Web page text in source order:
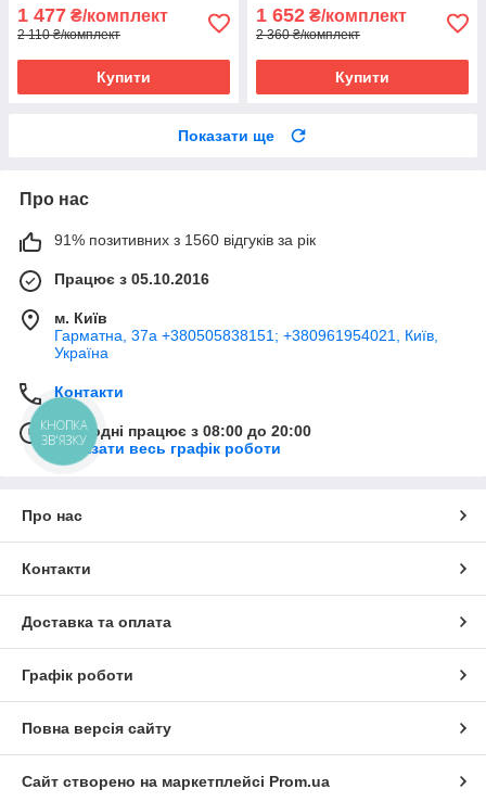
1 477 ₴/комплект
2 110 ₴/комплект
Купити
1 652 ₴/комплект
2 360 ₴/комплект
Купити
Показати ще
Про нас
91% позитивних з 1560 відгуків за рік
Працює з 05.10.2016
м. Київ
Гарматна, 37а +380505838151; +380961954021, Київ,
Україна
Контакти
Сьогодні працює з 08:00 до 20:00
Показати весь графік роботи
Про нас
Контакти
Доставка та оплата
Графік роботи
Повна версія сайту
Сайт створено на маркетплейсі Prom.ua
КНОПКА
ЗВ'ЯЗКУ